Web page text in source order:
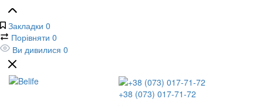
Закладки 0
Порівняти 0
Ви дивилися 0
+38 (073) 017-71-72